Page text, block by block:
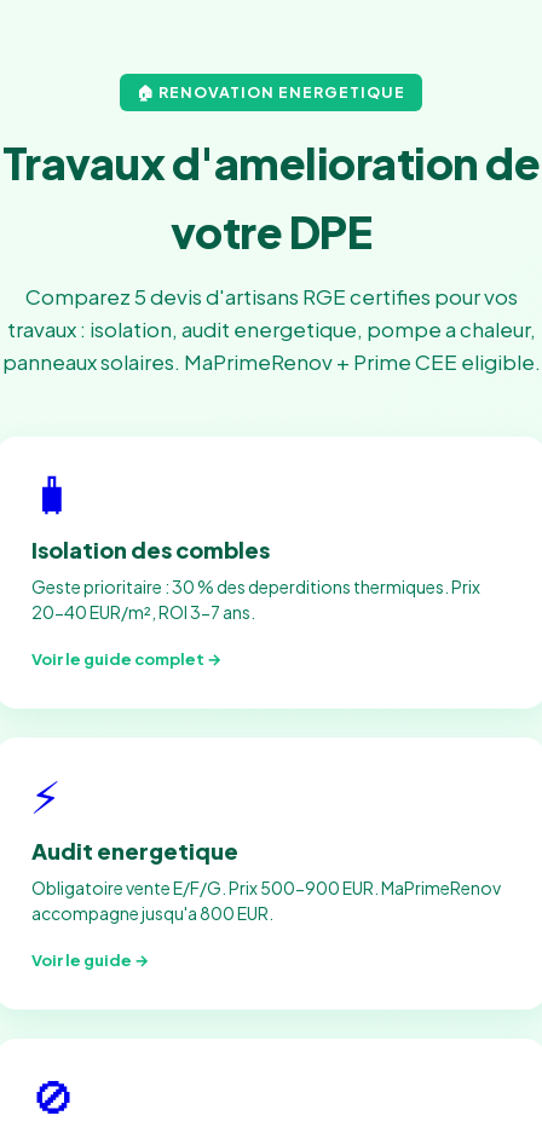
🏠 RENOVATION ENERGETIQUE
Travaux d'amelioration de
votre DPE
Comparez 5 devis d'artisans RGE certifies pour vos
travaux : isolation, audit energetique, pompe a chaleur,
panneaux solaires. MaPrimeRenov + Prime CEE eligible.
🧳
Isolation des combles
Geste prioritaire : 30 % des deperditions thermiques. Prix
20-40 EUR/m², ROI 3-7 ans.
Voir le guide complet →
⚡
Audit energetique
Obligatoire vente E/F/G. Prix 500-900 EUR. MaPrimeRenov
accompagne jusqu'a 800 EUR.
Voir le guide →
🚫